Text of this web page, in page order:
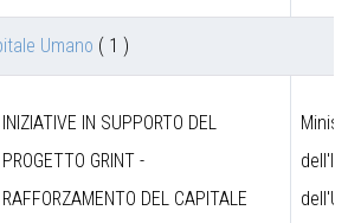
Umano ( 1 )
INIZIATIVE IN SUPPORTO DEL
PROGETTO GRINT -
RAFFORZAMENTO DEL CAPITALE